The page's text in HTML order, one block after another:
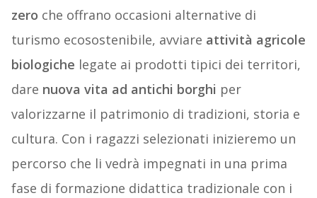
zero che offrano occasioni alternative di
turismo ecosostenibile, avviare attività agricole
biologiche legate ai prodotti tipici dei territori,
dare nuova vita ad antichi borghi per
valorizzarne il patrimonio di tradizioni, storia e
cultura. Con i ragazzi selezionati inizieremo un
percorso che li vedrà impegnati in una prima
fase di formazione didattica tradizionale con i